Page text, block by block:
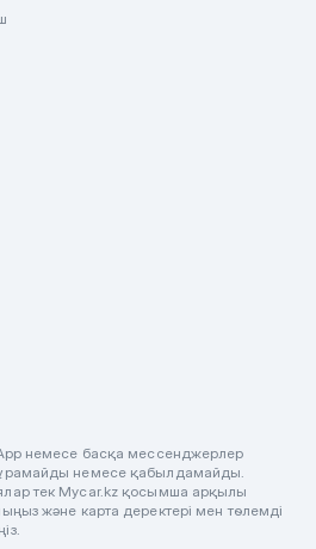
немесе басқа мессенджерлер
немесе қабылдамайды.
тек Mycar.kz қосымша арқылы
және карта деректері мен төлемді